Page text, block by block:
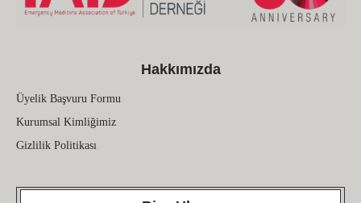
Hakkımızda
Üyelik Başvuru Formu
Kurumsal Kimliğimiz
Gizlilik Politikası